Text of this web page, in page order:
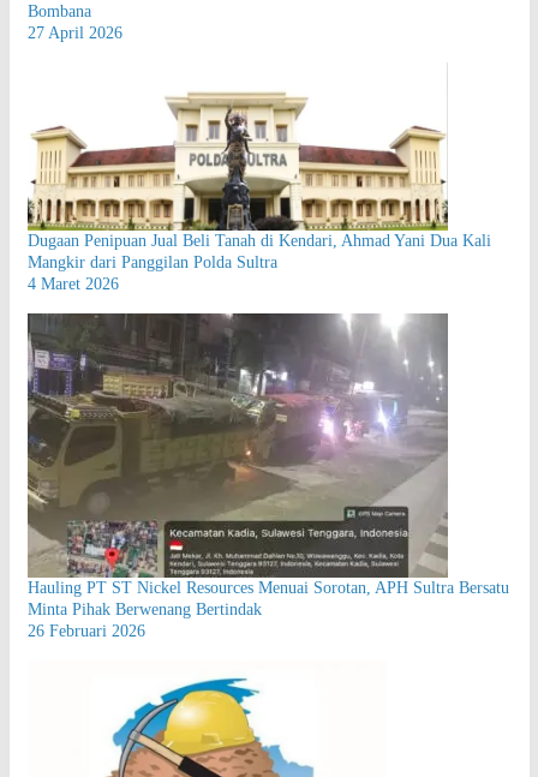
Bombana
27 April 2026
Dugaan Penipuan Jual Beli Tanah di Kendari, Ahmad Yani Dua Kali
Mangkir dari Panggilan Polda Sultra
4 Maret 2026
Hauling PT ST Nickel Resources Menuai Sorotan, APH Sultra Bersatu
Minta Pihak Berwenang Bertindak
26 Februari 2026